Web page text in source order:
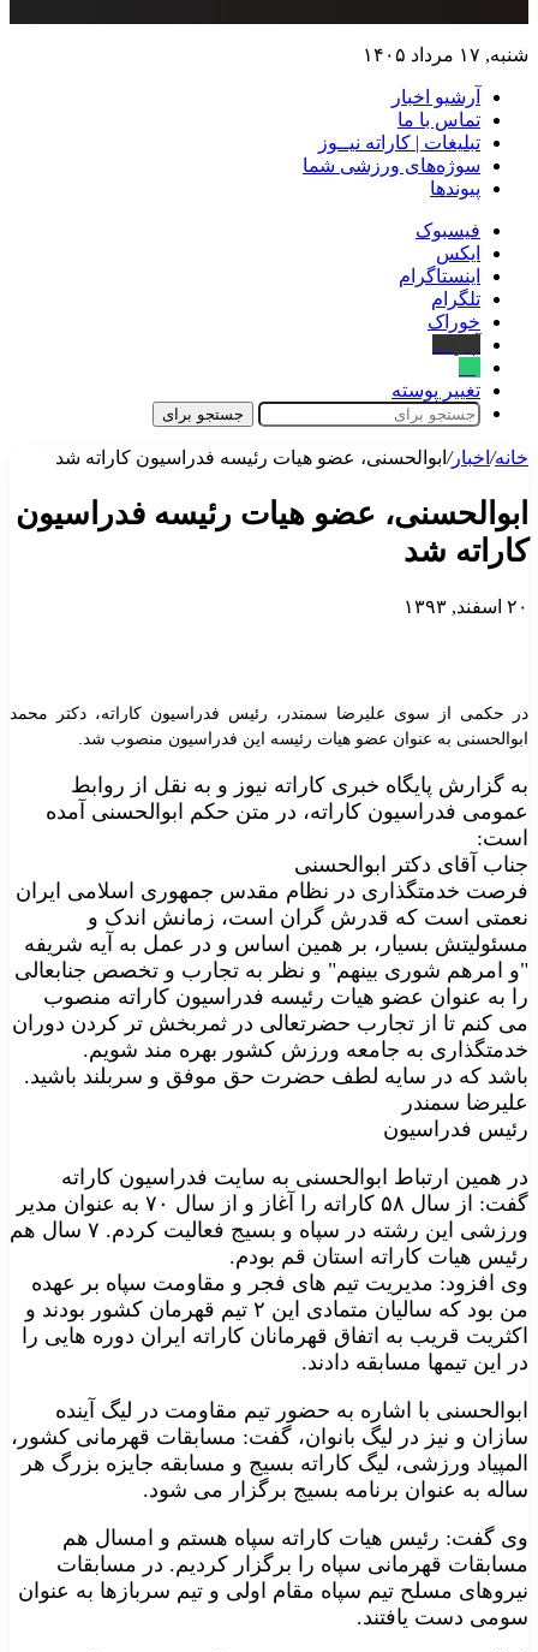
شنبه, ۱۷ مرداد ۱۴۰۵
آرشیو اخبار
تماس‌ با‌ ما
تبلیغات | کاراته نیــوز
سوژه‌های ورزشی شما
پیوندها
فیسبوک
ایکس
اینستاگرام
تلگرام
خوراک
تغییر پوسته
جستجو برای
خانه/ اخبار/ ابوالحسنی، عضو هیات رئیسه فدراسیون کاراته شد
ابوالحسنی، عضو هیات رئیسه فدراسیون
کاراته شد
۲۰ اسفند, ۱۳۹۳
در حکمی از سوی علیرضا سمندر، رئیس فدراسیون کاراته، دکتر محمد
ابوالحسنی به عنوان عضو هیات رئیسه این فدراسیون منصوب شد.
به گزارش پایگاه خبری کاراته نیوز و به نقل از روابط
عمومی فدراسیون کاراته، در متن حکم ابوالحسنی آمده
است:
جناب آقای دکتر ابوالحسنی
فرصت خدمتگذاری در نظام مقدس جمهوری اسلامی ایران
نعمتی است که قدرش گران است، زمانش اندک و
مسئولیتش بسیار، بر همین اساس و در عمل به آیه شریفه
"و امرهم شوری بینهم" و نظر به تجارب و تخصص جنابعالی
را به عنوان عضو هیات رئیسه فدراسیون کاراته منصوب
می کنم تا از تجارب حضرتعالی در ثمربخش تر کردن دوران
خدمتگذاری به جامعه ورزش کشور بهره مند شویم.
باشد که در سایه لطف حضرت حق موفق و سربلند باشید.
علیرضا سمندر
رئیس فدراسیون
در همین ارتباط ابوالحسنی به سایت فدراسیون کاراته
گفت: از سال ۵۸ کاراته را آغاز و از سال ۷۰ به عنوان مدیر
ورزشی این رشته در سپاه و بسیج فعالیت کردم. ۷ سال هم
رئیس هیات کاراته استان قم بودم.
وی افزود: مدیریت تیم های فجر و مقاومت سپاه بر عهده
من بود که سالیان متمادی این ۲ تیم قهرمان کشور بودند و
اکثریت قریب به اتفاق قهرمانان کاراته ایران دوره هایی را
در این تیمها مسابقه دادند.
ابوالحسنی با اشاره به حضور تیم مقاومت در لیگ آینده
سازان و نیز در لیگ بانوان، گفت: مسابقات قهرمانی کشور،
المپیاد ورزشی، لیگ کاراته بسیج و مسابقه جایزه بزرگ هر
ساله به عنوان برنامه بسیج برگزار می شود.
وی گفت: رئیس هیات کاراته سپاه هستم و امسال هم
مسابقات قهرمانی سپاه را برگزار کردیم. در مسابقات
نیروهای مسلح تیم سپاه مقام اولی و تیم سربازها به عنوان
سومی دست یافتند.